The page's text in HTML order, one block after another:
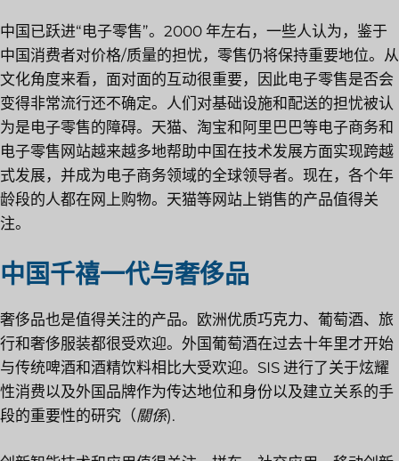
中国已跃进“电子零售”。2000 年左右，一些人认为，鉴于
中国消费者对价格/质量的担忧，零售仍将保持重要地位。从
文化角度来看，面对面的互动很重要，因此电子零售是否会
变得非常流行还不确定。人们对基础设施和配送的担忧被认
为是电子零售的障碍。天猫、淘宝和阿里巴巴等电子商务和
电子零售网站越来越多地帮助中国在技术发展方面实现跨越
式发展，并成为电子商务领域的全球领导者。现在，各个年
龄段的人都在网上购物。天猫等网站上销售的产品值得关
注。
中国千禧一代与奢侈品
奢侈品也是值得关注的产品。欧洲优质巧克力、葡萄酒、旅
行和奢侈服装都很受欢迎。外国葡萄酒在过去十年里才开始
与传统啤酒和酒精饮料相比大受欢迎。SIS 进行了关于炫耀
性消费以及外国品牌作为传达地位和身份以及建立关系的手
段的重要性的研究（關係).